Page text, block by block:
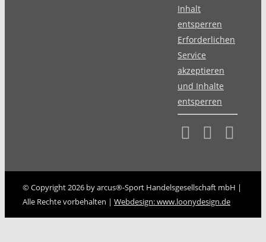
Inhalt
entsperren
Erforderlichen
Service
akzeptieren
und Inhalte
entsperren
© Copyright 2026 by arcus®-Sport Handelsgesellschaft mbH |
Alle Rechte vorbehalten | Webdesign: www.loonydesign.de